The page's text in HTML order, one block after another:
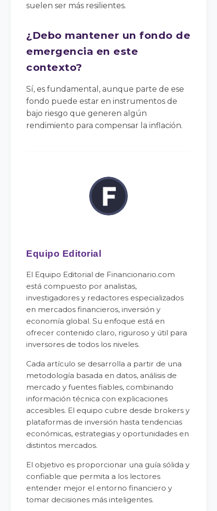
suelen ser más resilientes.
¿Debo mantener un fondo de
emergencia en este
contexto?
Sí, es fundamental, aunque parte de ese
fondo puede estar en instrumentos de
bajo riesgo que generen algún
rendimiento para compensar la inflación.
Equipo Editorial
El Equipo Editorial de Financionario.com
está compuesto por analistas,
investigadores y redactores especializados
en mercados financieros, inversión y
economía global. Su enfoque está en
ofrecer contenido claro, riguroso y útil para
inversores de todos los niveles.
Cada artículo se desarrolla a partir de una
metodología basada en datos, análisis de
mercado y fuentes fiables, combinando
información técnica con explicaciones
accesibles. El equipo cubre desde brokers y
plataformas de inversión hasta tendencias
económicas, estrategias y oportunidades en
distintos mercados.
El objetivo es proporcionar una guía sólida y
confiable que permita a los lectores
entender mejor el entorno financiero y
tomar decisiones más inteligentes.